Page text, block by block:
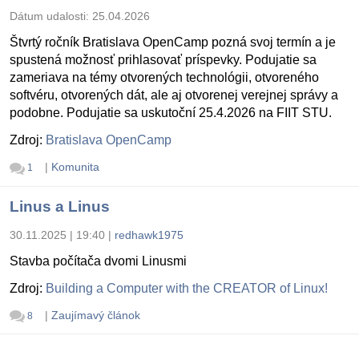
Dátum udalosti: 25.04.2026
Štvrtý ročník Bratislava OpenCamp pozná svoj termín a je
spustená možnosť prihlasovať príspevky. Podujatie sa
zameriava na témy otvorených technológii, otvoreného
softvéru, otvorených dát, ale aj otvorenej verejnej správy a
podobne. Podujatie sa uskutoční 25.4.2026 na FIIT STU.
Zdroj: Bratislava OpenCamp
1 | Komunita
Linus a Linus
30.11.2025 | 19:40 | redhawk1975
Stavba počítača dvomi Linusmi
Zdroj: Building a Computer with the CREATOR of Linux!
8 | Zaujímavý článok